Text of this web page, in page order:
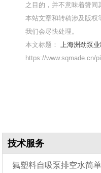
之目的，并不意味着赞同
本站文章和转稿涉及版权
我们会尽快处理。
本文标题：
上海洲劲泵
https://www.sqmade.cn/
技术服务
氟塑料自吸泵排空水简